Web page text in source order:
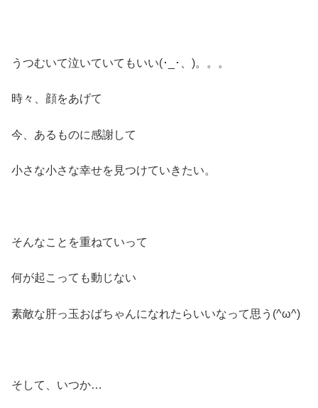
うつむいて泣いていてもいい(･_･、)。。。
時々、顔をあげて
今、あるものに感謝して
小さな小さな幸せを見つけていきたい。
そんなことを重ねていって
何が起こっても動じない
素敵な肝っ玉おばちゃんになれたらいいなって思う(^ω^)
そして、いつか…